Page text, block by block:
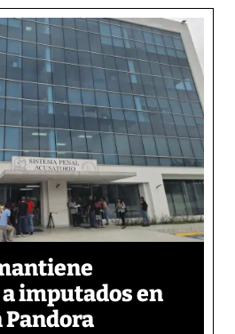
imputados en
Pandora